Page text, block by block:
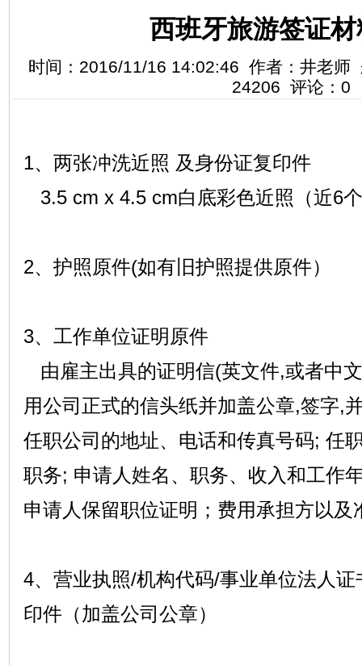
西班牙旅游签证
时间：2016/11/16 14:02:46 作者：井老
24206 评论：0
1、两张冲洗近照 及身份证复印件
3.5 cm x 4.5 cm白底彩色近照（近6
2、护照原件(如有旧护照提供原件）
3、工作单位证明原件
由雇主出具的证明信(英文件,或者中
用公司正式的信头纸并加盖公章,签字,
任职公司的地址、电话和传真号码; 任
职务; 申请人姓名、职务、收入和工作
申请人保留职位证明；费用承担方以及
4、营业执照/机构代码/事业单位法人
印件（加盖公司公章）